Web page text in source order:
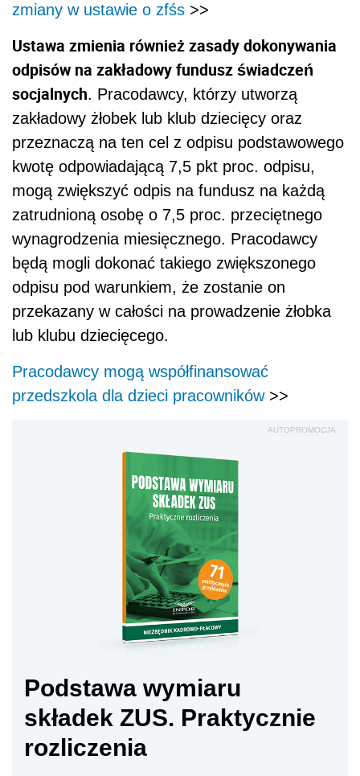
zmiany w ustawie o zfśs >>
Ustawa zmienia również zasady dokonywania
odpisów na zakładowy fundusz świadczeń
socjalnych. Pracodawcy, którzy utworzą
zakładowy żłobek lub klub dziecięcy oraz
przeznaczą na ten cel z odpisu podstawowego
kwotę odpowiadającą 7,5 pkt proc. odpisu,
mogą zwiększyć odpis na fundusz na każdą
zatrudnioną osobę o 7,5 proc. przeciętnego
wynagrodzenia miesięcznego. Pracodawcy
będą mogli dokonać takiego zwiększonego
odpisu pod warunkiem, że zostanie on
przekazany w całości na prowadzenie żłobka
lub klubu dziecięcego.
Pracodawcy mogą współfinansować
przedszkola dla dzieci pracowników>>
AUTOPROMOCJA
Podstawa wymiaru
składek ZUS. Praktycznie
rozliczenia